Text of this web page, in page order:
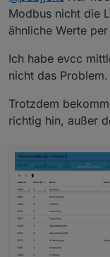
den
Ja, so ist
Modbus nicht die
ähnliche Werte
Ich habe evcc
nicht das Problem.
Trotzdem
richtig hin, außer